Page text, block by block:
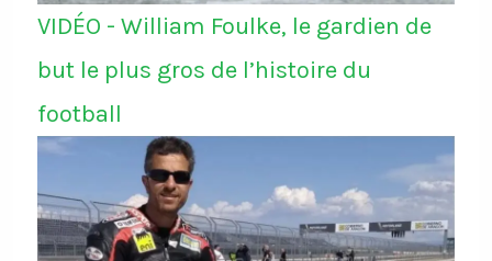
VIDÉO - William Foulke, le gardien de
but le plus gros de l’histoire du
football